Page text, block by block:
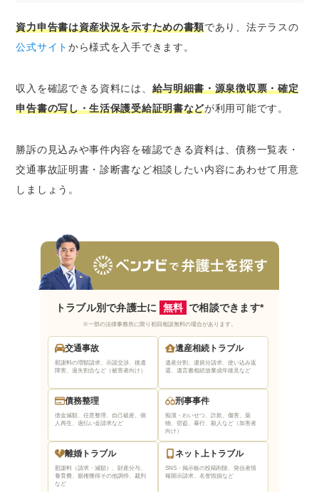
資力申告書は資産状況を示すための書類であり、法テラスの
公式サイト から様式を入手できます。
収入を確認できる資料には、 給与明細書・源泉徴収票・確定
申告書の写し・生活保護受給証明書などが利用可能です。
勝訴の見込みや事件内容を確認できる資料は、債務一覧表・
交通事故証明書・診断書など相談したい内容にあわせて用意
しましょう。
トラブル別で弁護士に 無料 で相談できます*
※一部の法律事務所に限り初回相談無料の場合があります。
交通事故
慰謝料の増額請求、示談交渉、後遺
障害、過失割合など（被害者向け）
遺産相続トラブル
遺産分割、遺留分請求、使い込み返
還、遺言書相続放棄成年後見など
債務整理
借金減額、任意整理、自己破産、個
人再生、過払い金請求など
刑事事件
痴漢・わいせつ、詐欺、傷害、薬
物、窃盗、暴行、殺人など（加害者
向け）
離婚トラブル
慰謝料（請求・減額）、財産分与、
養育費、親権獲得その他調停、裁判
など
ネット上トラブル
SNS・掲示板の投稿削除、発信者情
報開示請求、名誉毀損など